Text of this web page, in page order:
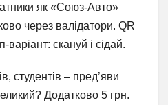
як «Союз-Авто»
через валідатори. QR
скануй і сідай.
студентів – пред’яви
Додатково 5 грн.